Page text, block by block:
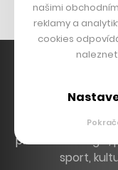
Hlavní zdroj
hýbou Českem
přes technologie,
sport,
našimi
reklamy a
cookies